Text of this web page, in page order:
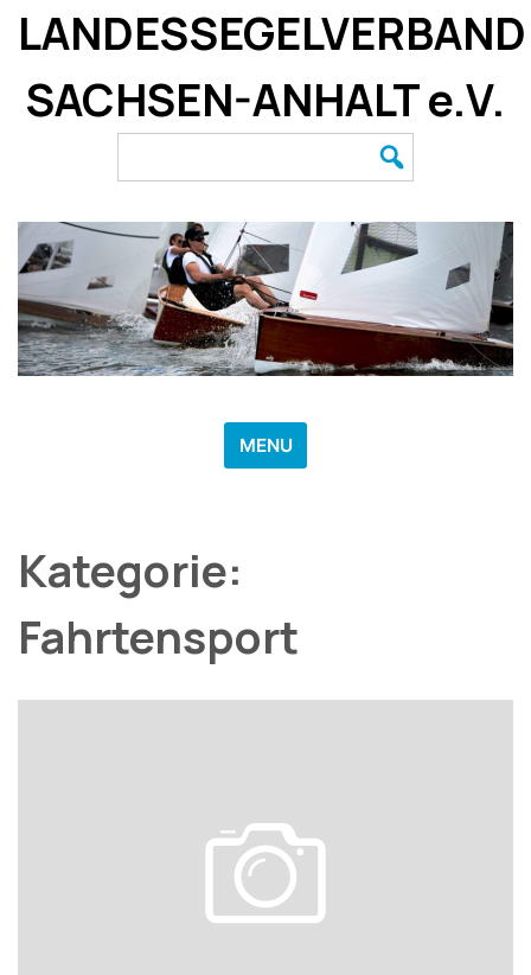
SkipLANDESSEGELVERBAND
SACHSEN-ANHALT e.V.
for:
MENU
Kategorie:
Fahrtensport